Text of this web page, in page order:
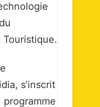
s’inscrit